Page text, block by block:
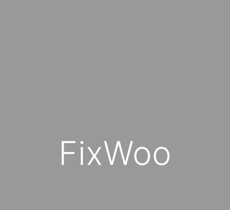
FixWoo